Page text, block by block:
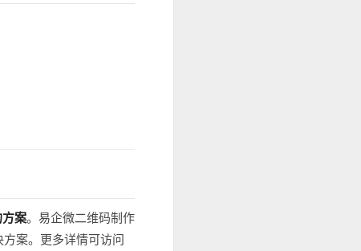
案。易企微二维码制作
案。更多详情可访问